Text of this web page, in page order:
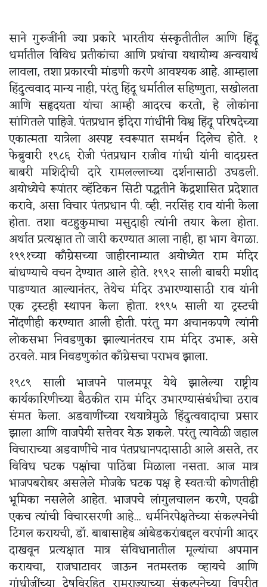
साने गुरुजींनी ज्या प्रकारे भारतीय संस्कृतीतील आणि हिंदू
धर्मातील विविध प्रतीकांचा आणि प्रथांचा यथायोग्य अन्वयार्थ
लावला, तशा प्रकारची मांडणी करणे आवश्यक आहे. आम्हाला
हिंदुत्ववाद मान्य नाही, परंतु हिंदू धर्मातील सहिष्णुता, सखोलता
आणि सहृदयता यांचा आम्ही आदरच करतो, हे लोकांना
सांगितले पाहिजे. पंतप्रधान इंदिरा गांधींनी विश्व हिंदू परिषदेच्या
एकात्मता यात्रेला अस्पष्ट स्वरूपात समर्थन दिलेच होते. १
फेब्रुवारी १९८६ रोजी पंतप्रधान राजीव गांधी यांनी वादग्रस्त
बाबरी मशिदीची दारे रामलल्लाच्या दर्शनासाठी उघडली.
अयोध्येचे रूपांतर व्हॅटिकन सिटी पद्धतीने केंद्रशासित प्रदेशात
करावे, असा विचार पंतप्रधान पी. व्ही. नरसिंह राव यांनी केला
होता. तशा वटहुकुमाचा मसुदाही त्यांनी तयार केला होता.
अर्थात प्रत्यक्षात तो जारी करण्यात आला नाही, हा भाग वेगळा.
१९९१च्या काँग्रेसच्या जाहीरनाम्यात अयोध्येत राम मंदिर
बांधण्याचे वचन देण्यात आले होते. १९९२ साली बाबरी मशीद
पाडण्यात आल्यानंतर, तेथेच मंदिर उभारण्यासाठी राव यांनी
एक ट्रस्टही स्थापन केला होता. १९९५ साली या ट्रस्टची
नोंदणीही करण्यात आली होती. परंतु मग अचानकपणे त्यांनी
लोकसभा निवडणुका झाल्यानंतरच राम मंदिर उभारू, असे
ठरवले. मात्र निवडणुकांत काँग्रेसचा पराभव झाला.
१९८९ साली भाजपने पालमपूर येथे झालेल्या राष्ट्रीय
कार्यकारिणीच्या बैठकीत राम मंदिर उभारण्यासंबंधीचा ठराव
संमत केला. अडवाणींच्या रथयात्रेमुळे हिंदुत्ववादाचा प्रसार
झाला आणि वाजपेयी सत्तेवर येऊ शकले. परंतु त्यावेळी जहाल
विचाराच्या अडवाणींचे नाव पंतप्रधानपदासाठी आले असते, तर
विविध घटक पक्षांचा पाठिंबा मिळाला नसता. आज मात्र
भाजपबरोबर असलेले मोजके घटक पक्ष हे स्वतःची कोणतीही
भूमिका नसलेले आहेत. भाजपचे लांगुलचालन करणे, एवढी
एकच त्यांची विचारसरणी आहे... धर्मनिरपेक्षतेच्या संकल्पनेची
टिंगल करायची, डॉ. बाबासाहेब आंबेडकरांबद्दल वरपांगी आदर
दाखवून प्रत्यक्षात मात्र संविधानातील मूल्यांचा अपमान
करायचा, राजघाटावर जाऊन नतमस्तक व्हायचे आणि